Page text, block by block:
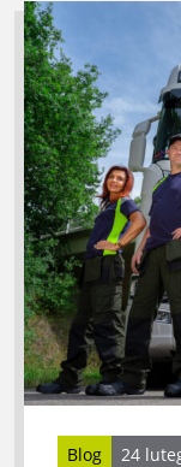
Blog 24
Przeczytaj
więcej
o
Jaka
jest
różnica
między
prawem
jazdy
kategorii
C
i
CE?